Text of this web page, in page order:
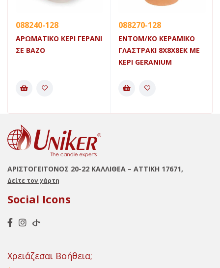
088240-128
ΑΡΩΜΑΤΙΚΟ ΚΕΡΙ ΓΕΡΑΝΙ
ΣΕ ΒΑΖΟ
088270-128
ΕΝΤΟΜ/ΚΟ ΚΕΡΑΜΙΚΟ
ΓΛΑΣΤΡΑΚΙ 8Χ8Χ8ΕΚ ΜΕ
ΚΕΡΙ GERANIUM
ΑΡΙΣΤΟΓΕΙΤΟΝΟΣ 20-22 ΚΑΛΛΙΘΕΑ – ΑΤΤΙΚΗ 17671,
Δείτε τον χάρτη
Social Icons
Χρειάζεσαι Βοήθεια;